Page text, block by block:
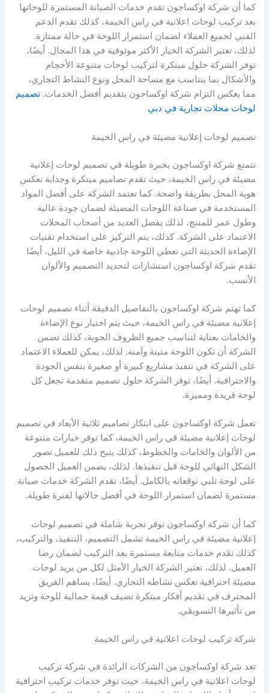
كما أن شركة اوكساجون تقدم خدمات الصيانة المستمرة للوحاتها
بعد تركيب لوحات اعلانية في راس الخيمة، كذلك تقدم الدعم
الفني لجميع العملاء لضمان استمرار اللوحة في حالة ممتازة.
لذلك، تعتبر الشركة الخيار الأكثر موثوقية في هذا المجال. أيضًا،
توفر الشركة حلول مبتكرة لتركيب لوحات متنوعة الأحجام
والأشكال بما يتناسب مع مساحة المحل ونوع النشاط التجاري،
مما يعكس التزام شركة اوكساجون بتقديم أفضل الخدمات.تصميم
لوحات محلات تجارية في دبي
تصميم لوحات إعلانية مضيئة في راس الخيمة
تتمتع شركة اوكساجون بخبرة طويلة في تصميم لوحات إعلانية
مضيئة في راس الخيمة، حيث تقدم تصاميم مبتكرة وجذابة تعكس
هوية المحل بطريقة واضحة. كما تعتمد الشركة على أفضل المواد
المستخدمة في صناعة اللوحات المضيئة لضمان جودة عالية
وطول عمر للمنتج، لذلك يفضل العديد من أصحاب المحلات
الاعتماد على الشركة. كذلك، يتم التركيز على استخدام تقنيات
الإضاءة الحديثة التي تعطي اللوحة جاذبية خاصة في الليل، أيضًا
تقدم شركة اوكساجون استشارات لتحديد التصميم والألوان
الأنسب.
كما تهتم شركة اوكساجون بالتفاصيل الدقيقة أثناء تصميم لوحات
إعلانية مضيئة في راس الخيمة، حيث يتم اختيار نوع الإضاءة
والخامات بعناية لتناسب جميع الظروف الجوية، كذلك تضمن
الشركة أن تكون اللوحة متينة وآمنة. لذلك، يمكن للعملاء الاعتماد
على الشركة في تنفيذ مشاريع كبيرة أو صغيرة بنفس الجودة
والاحترافية. أيضًا، توفر الشركة حلول تصميم متقدمة تجعل كل
لوحة فريدة ومميزة.
تعمل شركة اوكساجون على ابتكار تصاميم ثلاثية الأبعاد في تصميم
لوحات إعلانية مضيئة في راس الخيمة، كما توفر خيارات متنوعة
من الألوان والخامات والخطوط، كذلك يتيح ذلك للعميل تصور
الشكل النهائي للوحة قبل تنفيذها. لذلك، يضمن العميل الحصول
على لوحة تلبي توقعاته بالكامل. أيضًا، تقدم الشركة خدمات صيانة
مستمرة لضمان استمرار اللوحة في أفضل حالاتها لفترة طويلة.
كما أن شركة اوكساجون توفر تجربة شاملة في تصميم لوحات
إعلانية مضيئة في راس الخيمة تشمل التصميم، التنفيذ، والتركيب،
كذلك تقدم خدمات متابعة مستمرة بعد التركيب لضمان رضا
العميل. لذلك، تعتبر الشركة الخيار الأمثل لكل من يريد لوحات
مضيئة احترافية تعكس نشاطه التجاري. أيضًا، يساهم الفريق
المحترف في تقديم أفكار مبتكرة تضيف قيمة جمالية للوحة وتزيد
من تأثيرها التسويقي.
شركة تركيب لوحات اعلانية في راس الخيمة
تعد شركة اوكساجون من الشركات الرائدة في شركة تركيب
لوحات اعلانية في راس الخيمة، حيث توفر خدمات تركيب احترافية